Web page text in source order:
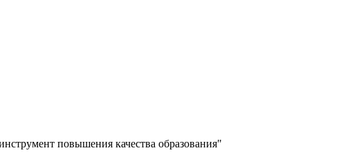
повышения качества образования"